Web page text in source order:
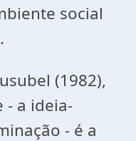
social
(1982),
- a ideia-
- é a